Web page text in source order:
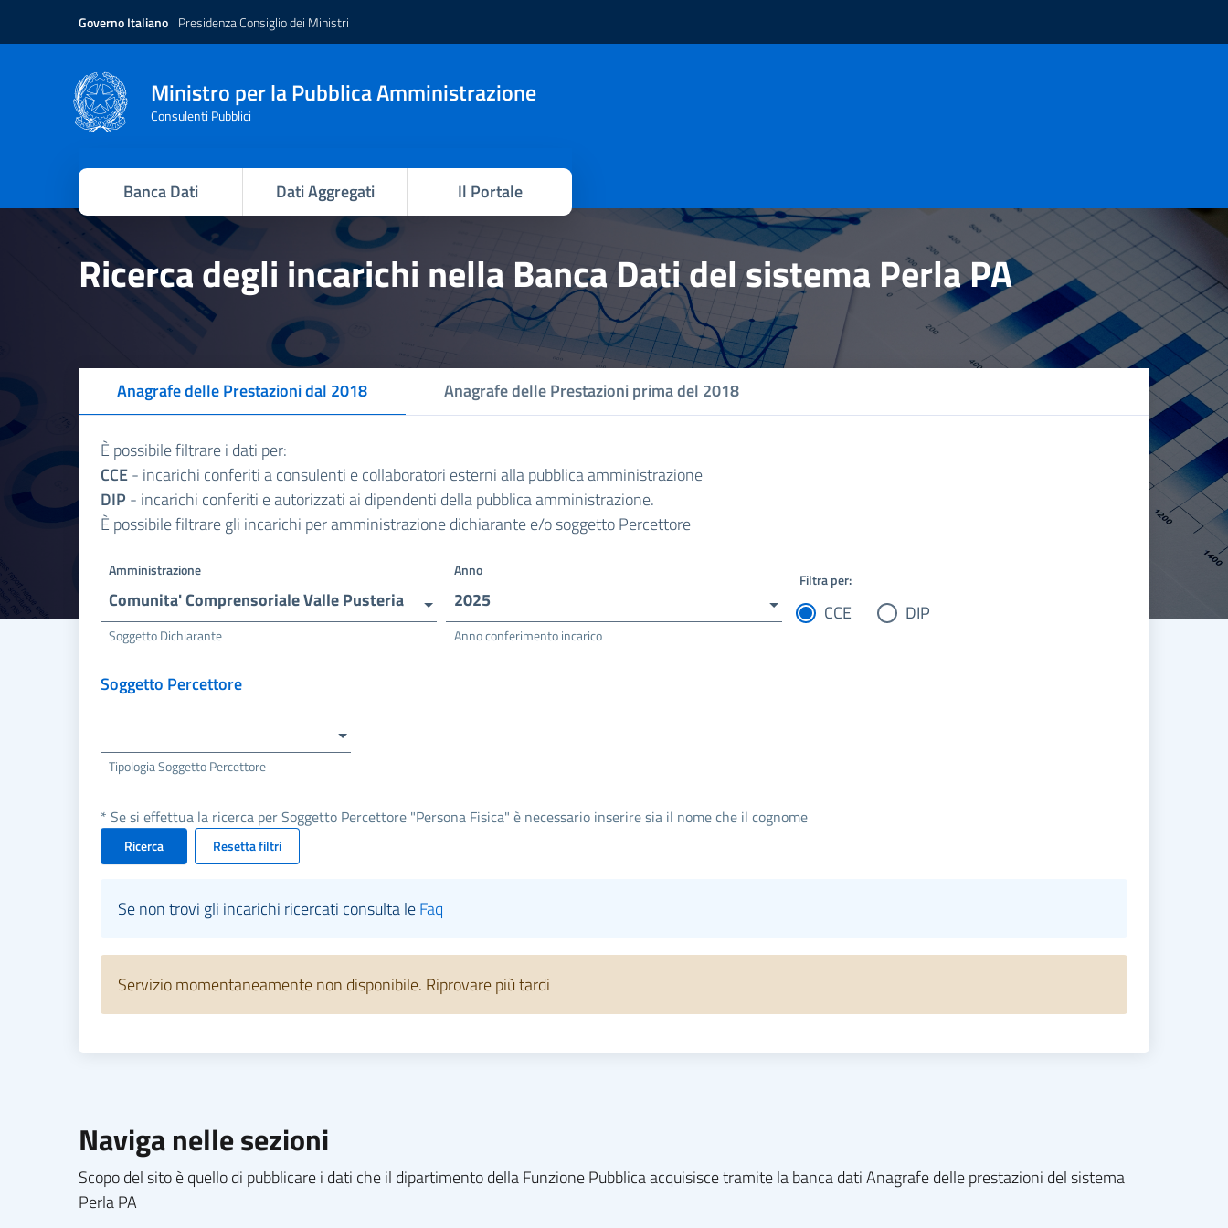
Governo Italiano Presidenza Consiglio dei Ministri
Ministro per la Pubblica Amministrazione
Consulenti Pubblici
Banca Dati Dati Aggregati Il Portale
Ricerca degli incarichi nella Banca Dati del sistema Perla PA
Anagrafe delle Prestazioni dal 2018 Anagrafe delle Prestazioni prima del 2018
È possibile filtrare i dati per:
CCE- incarichi conferiti a consulenti e collaboratori esterni alla pubblica amministrazione
DIP - incarichi conferiti e autorizzati ai dipendenti della pubblica amministrazione.
È possibile filtrare gli incarichi per amministrazione dichiarante e/o soggetto Percettore
Amministrazione
Comunita' Comprensoriale Valle Pusteria
Soggetto Dichiarante
Anno
2025
Anno conferimento incarico
Filtra per:
CCE DIP
Soggetto Percettore
Tipologia Soggetto Percettore
* Se si effettua la ricerca per Soggetto Percettore "Persona Fisica" è necessario inserire sia il nome che il cognome
Ricerca Resetta filtri
Se non trovi gli incarichi ricercati consulta leFaq
Servizio momentaneamente non disponibile. Riprovare più tardi
Naviga nelle sezioni
Scopo del sito è quello di pubblicare i dati che il dipartimento della Funzione Pubblica acquisisce tramite la banca dati Anagrafe delle prestazioni del sistema
Perla PA